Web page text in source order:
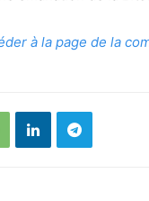
à la page de la